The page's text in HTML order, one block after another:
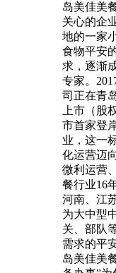
岛美佳美
关心的企
地的一家
食物平安
求，逐渐
专家。
司正在青
上市（股
市首家登
业，这一
化运营迈
微利运营
餐行业16
河南、江
为大中型
关、部队
需求的平
岛美佳美